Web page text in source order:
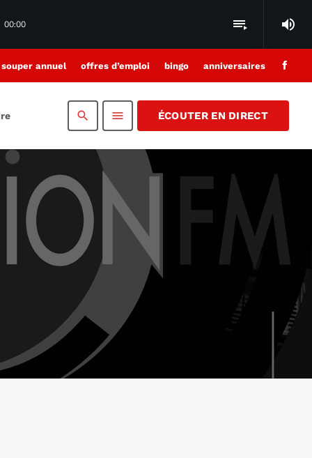
00:00 playlist_play volume_up
souper annuel offres d’emploi bingo anniversaires
search menu ÉCOUTER EN DIRECT